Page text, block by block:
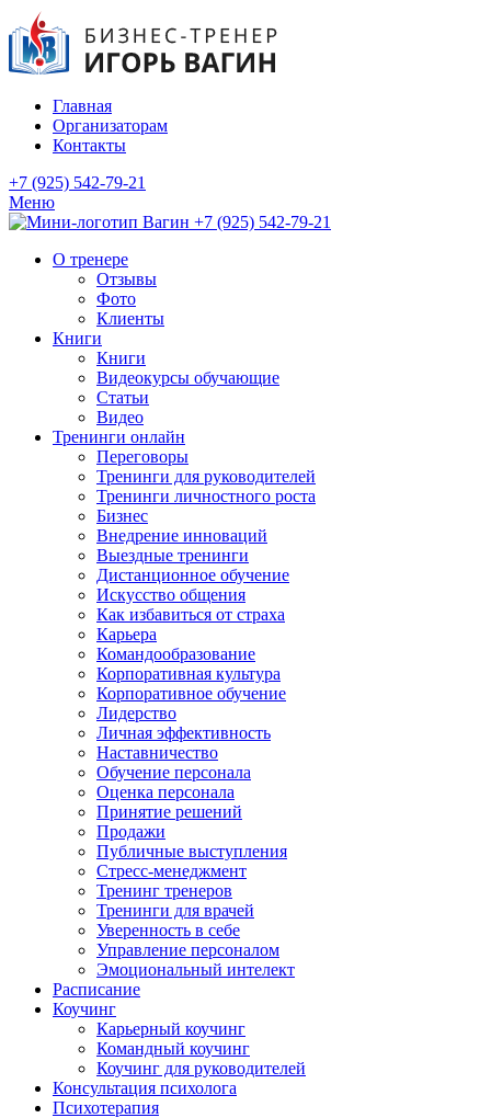
Главная
Организаторам
Контакты
+7 (925) 542-79-21
Меню
+7 (925) 542-79-21
О тренере
Отзывы
Фото
Клиенты
Книги
Книги
Видеокурсы обучающие
Статьи
Видео
Тренинги онлайн
Переговоры
Тренинги для руководителей
Тренинги личностного роста
Бизнес
Внедрение инноваций
Выездные тренинги
Дистанционное обучение
Искусство общения
Как избавиться от страха
Карьера
Командообразование
Корпоративная культура
Корпоративное обучение
Лидерство
Личная эффективность
Наставничество
Обучение персонала
Оценка персонала
Принятие решений
Продажи
Публичные выступления
Стресс-менеджмент
Тренинг тренеров
Тренинги для врачей
Уверенность в себе
Управление персоналом
Эмоциональный интелект
Расписание
Коучинг
Карьерный коучинг
Командный коучинг
Коучинг для руководителей
Консультация психолога
Психотерапия